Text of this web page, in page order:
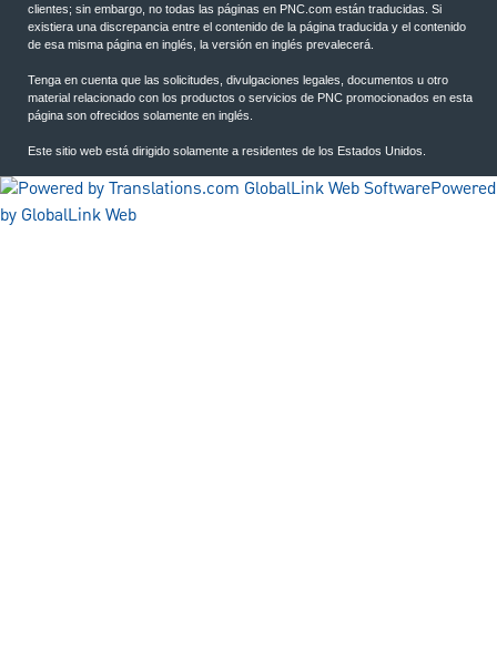
clientes; sin embargo, no todas las páginas en PNC.com están traducidas. Si
existiera una discrepancia entre el contenido de la página traducida y el contenido
de esa misma página en inglés, la versión en inglés prevalecerá.
Tenga en cuenta que las solicitudes, divulgaciones legales, documentos u otro
material relacionado con los productos o servicios de PNC promocionados en esta
página son ofrecidos solamente en inglés.
Este sitio web está dirigido solamente a residentes de los Estados Unidos.
Powered
by GlobalLink Web